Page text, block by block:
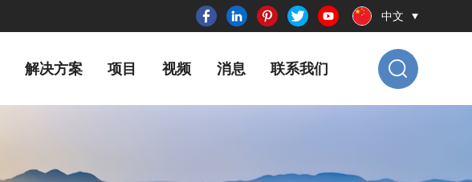
中文
解决方案 项目 视频 消息 联系我们